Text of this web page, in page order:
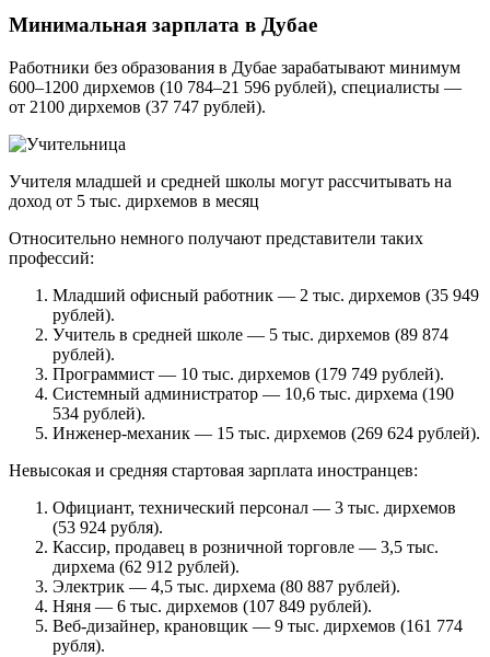
Минимальная зарплата в Дубае
Работники без образования в Дубае зарабатывают минимум
600–1200 дирхемов (10 784–21 596 рублей), специалисты —
от 2100 дирхемов (37 747 рублей).
Учителя младшей и средней школы могут рассчитывать на
доход от 5 тыс. дирхемов в месяц
Относительно немного получают представители таких
профессий:
Младший офисный работник — 2 тыс. дирхемов (35 949
рублей).
Учитель в средней школе — 5 тыс. дирхемов (89 874
рублей).
Программист — 10 тыс. дирхемов (179 749 рублей).
Системный администратор — 10,6 тыс. дирхема (190
534 рублей).
Инженер-механик — 15 тыс. дирхемов (269 624 рублей).
Невысокая и средняя стартовая зарплата иностранцев:
Официант, технический персонал — 3 тыс. дирхемов
(53 924 рубля).
Кассир, продавец в розничной торговле — 3,5 тыс.
дирхема (62 912 рублей).
Электрик — 4,5 тыс. дирхема (80 887 рублей).
Няня — 6 тыс. дирхемов (107 849 рублей).
Веб-дизайнер, крановщик — 9 тыс. дирхемов (161 774
рубля).